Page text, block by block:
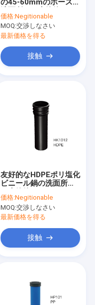
の45-60mmのホースの
価格:Negitionable
MOQ:交渉しなさい
最新価格を得る
接触
友好的なHDPEポリ塩化
ビニール鍋の洗面所の
耐久力のあるEco
価格:Negitionable
MOQ:交渉しなさい
最新価格を得る
接触